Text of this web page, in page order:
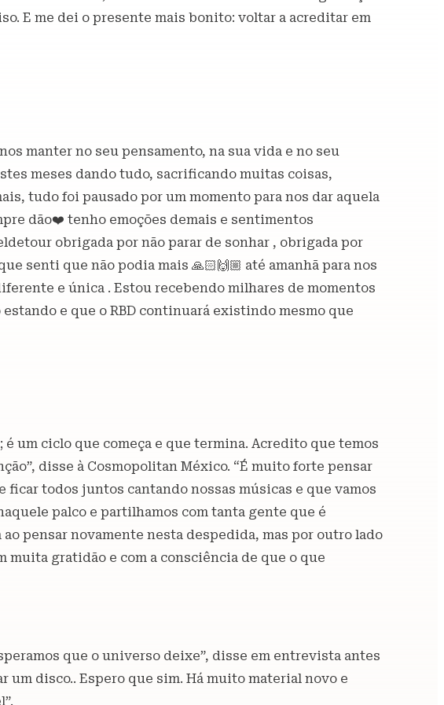
E me dei o presente mais bonito: voltar a acreditar em
manter no seu pensamento, na sua vida e no seu
meses dando tudo, sacrificando muitas coisas,
tudo foi pausado por um momento para nos dar aquela
dão❤️ tenho emoções demais e sentimentos
obrigada por não parar de sonhar , obrigada por
senti que não podia mais 🙏🏻🙌🏼 até amanhã para nos
e única . Estou recebendo milhares de momentos
e que o RBD continuará existindo mesmo que
um ciclo que começa e que termina. Acredito que temos
disse à Cosmopolitan México. “É muito forte pensar
ficar todos juntos cantando nossas músicas e que vamos
palco e partilhamos com tanta gente que é
pensar novamente nesta despedida, mas por outro lado
muita gratidão e com a consciência de que o que
que o universo deixe”, disse em entrevista antes
um disco.. Espero que sim. Há muito material novo e